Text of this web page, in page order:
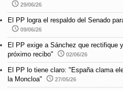
29/06/26
El PP logra el respaldo del Senado
09/06/26
El PP exige a Sánchez que rectifique
próximo recibo"
02/06/26
El PP lo tiene claro: "España clama
la Moncloa"
27/05/26